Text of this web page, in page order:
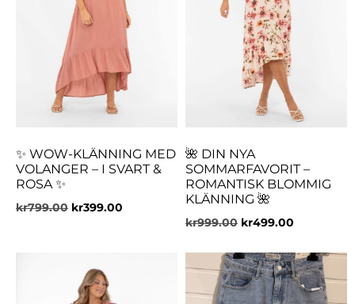
✨ WOW-KLÄNNING MED
VOLANGER – I SVART &
ROSA ✨
kr799.00 kr399.00
🌺 DIN NYA
SOMMARFAVORIT –
ROMANTISK BLOMMIG
KLÄNNING 🌺
kr999.00 kr499.00